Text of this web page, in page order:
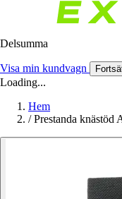
Delsumma
Visa min kundvagn
Loading...
Hem
/ Prestanda knästöd